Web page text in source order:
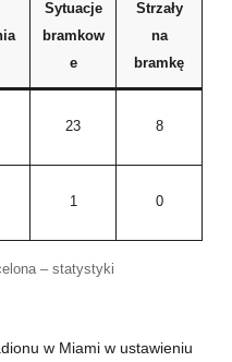
Sytuacje
bramkow
e
Strzały
na
bramkę
23 8
1 0
– statystyki
w Miami w ustawieniu